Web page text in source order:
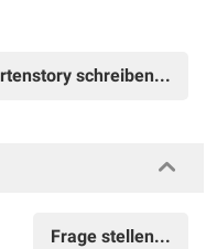
schreiben...
Frage stellen...